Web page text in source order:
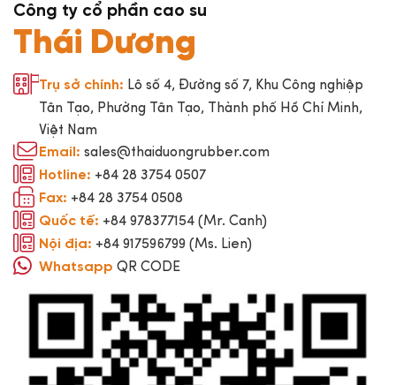
Công ty cổ phần cao su
Thái Dương
Trụ sở chính: Lô số 4, Đường số 7, Khu Công nghiệp
Tân Tạo, Phường Tân Tạo, Thành phố Hồ Chí Minh,
Việt Nam
Email: sales@thaiduongrubber.com
Hotline: +84 28 3754 0507
Fax: +84 28 3754 0508
Quốc tế: +84 978377154 (Mr. Canh)
Nội địa: +84 917596799 (Ms. Lien)
Whatsapp QR CODE